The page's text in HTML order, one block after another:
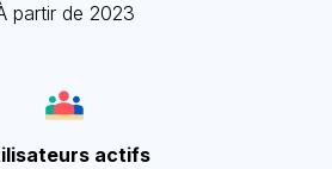
partir de 2023
actifs